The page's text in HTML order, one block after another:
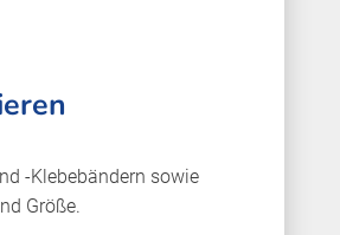
-Klebebändern sowie
Größe.